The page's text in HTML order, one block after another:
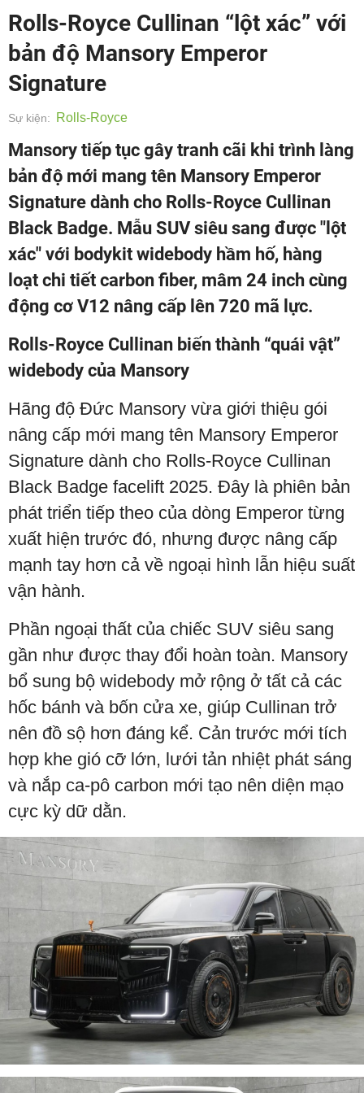
Rolls-Royce Cullinan “lột xác” với
bản độ Mansory Emperor
Signature
Sự kiện: Rolls-Royce
Mansory tiếp tục gây tranh cãi khi trình làng
bản độ mới mang tên Mansory Emperor
Signature dành cho Rolls-Royce Cullinan
Black Badge. Mẫu SUV siêu sang được "lột
xác" với bodykit widebody hầm hố, hàng
loạt chi tiết carbon fiber, mâm 24 inch cùng
động cơ V12 nâng cấp lên 720 mã lực.
Rolls-Royce Cullinan biến thành “quái vật”
widebody của Mansory
Hãng độ Đức Mansory vừa giới thiệu gói
nâng cấp mới mang tên Mansory Emperor
Signature dành cho Rolls-Royce Cullinan
Black Badge facelift 2025. Đây là phiên bản
phát triển tiếp theo của dòng Emperor từng
xuất hiện trước đó, nhưng được nâng cấp
mạnh tay hơn cả về ngoại hình lẫn hiệu suất
vận hành.
Phần ngoại thất của chiếc SUV siêu sang
gần như được thay đổi hoàn toàn. Mansory
bổ sung bộ widebody mở rộng ở tất cả các
hốc bánh và bốn cửa xe, giúp Cullinan trở
nên đồ sộ hơn đáng kể. Cản trước mới tích
hợp khe gió cỡ lớn, lưới tản nhiệt phát sáng
và nắp ca-pô carbon mới tạo nên diện mạo
cực kỳ dữ dằn.